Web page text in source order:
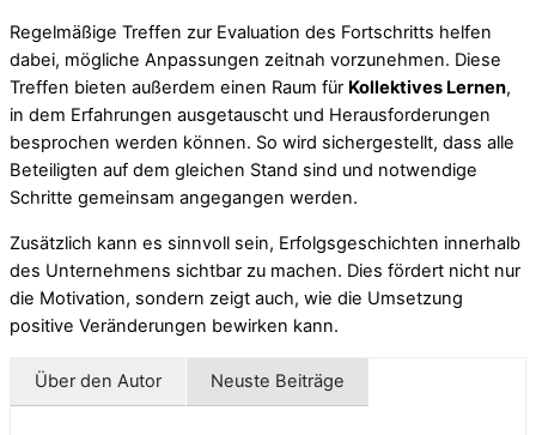
Regelmäßige Treffen zur Evaluation des Fortschritts helfen
dabei, mögliche Anpassungen zeitnah vorzunehmen. Diese
Treffen bieten außerdem einen Raum für Kollektives Lernen,
in dem Erfahrungen ausgetauscht und Herausforderungen
besprochen werden können. So wird sichergestellt, dass alle
Beteiligten auf dem gleichen Stand sind und notwendige
Schritte gemeinsam angegangen werden.
Zusätzlich kann es sinnvoll sein, Erfolgsgeschichten innerhalb
des Unternehmens sichtbar zu machen. Dies fördert nicht nur
die Motivation, sondern zeigt auch, wie die Umsetzung
positive Veränderungen bewirken kann.
Über den Autor Neuste Beiträge